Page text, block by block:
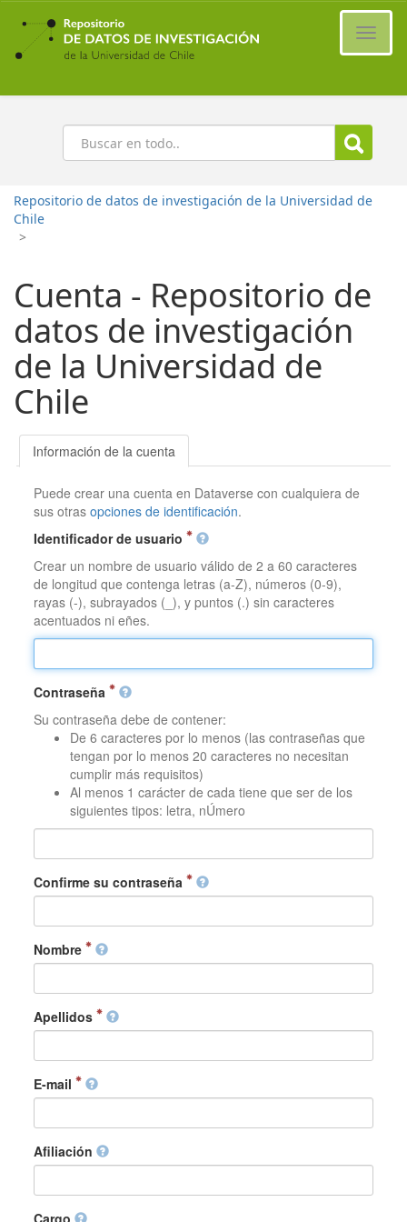
Ir
contenido
principal
Buscar
Repositorio de datos de investigación de la Universidad de
Chile
>
Cuenta - Repositorio de
datos de investigación
de la Universidad de
Chile
Información de la cuenta
Puede crear una cuenta en Dataverse con cualquiera de
sus otrasopciones de identificación.
Identificador de usuario
Crear un nombre de usuario válido de 2 a 60 caracteres
de longitud que contenga letras (a-Z), números (0-9),
rayas (-), subrayados (_), y puntos (.) sin caracteres
acentuados ni eñes.
Contraseña
Su contraseña debe de contener:
De 6 caracteres por lo menos (las contraseñas que
tengan por lo menos 20 caracteres no necesitan
cumplir más requisitos)
Al menos 1 carácter de cada tiene que ser de los
siguientes tipos: letra, nÚmero
Confirme su contraseña
Nombre
Apellidos
E-mail
Afiliación
Cargo